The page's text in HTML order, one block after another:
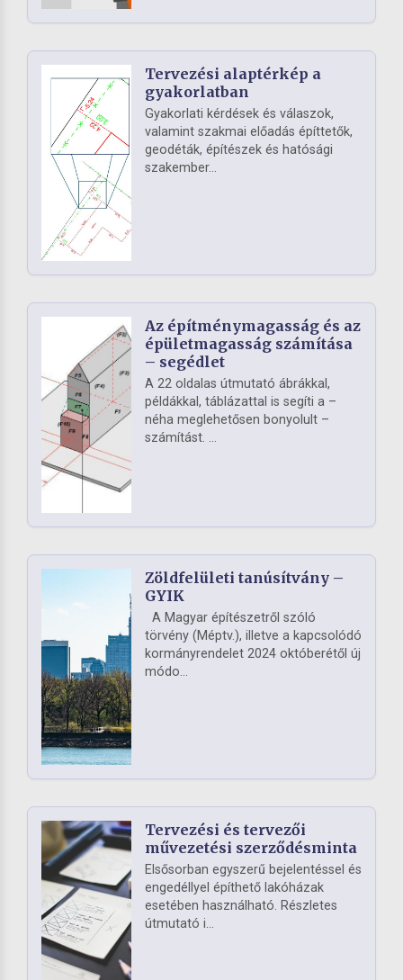
Tervezési alaptérkép a
gyakorlatban
Gyakorlati kérdések és válaszok,
valamint szakmai előadás építtetők,
geodéták, építészek és hatósági
szakember...
Az építménymagasság és az
épületmagasság számítása
– segédlet
A 22 oldalas útmutató ábrákkal,
példákkal, táblázattal is segíti a –
néha meglehetősen bonyolult –
számítást. ...
Zöldfelületi tanúsítvány –
GYIK
A Magyar építészetről szóló
törvény (Méptv.), illetve a kapcsolódó
kormányrendelet 2024 októberétől új
módo...
Tervezési és tervezői
művezetési szerződésminta
Elsősorban egyszerű bejelentéssel és
engedéllyel építhető lakóházak
esetében használható. Részletes
útmutató i...